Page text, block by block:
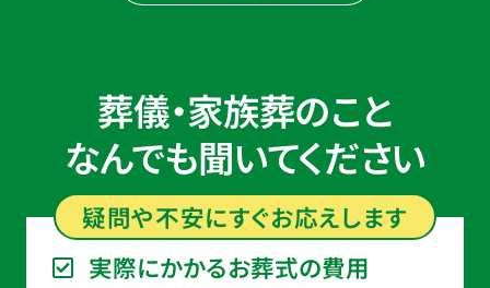
葬儀・家族葬のこと
なんでも聞いてください
疑問や不安にすぐお応えします
実際にかかるお葬式の費用